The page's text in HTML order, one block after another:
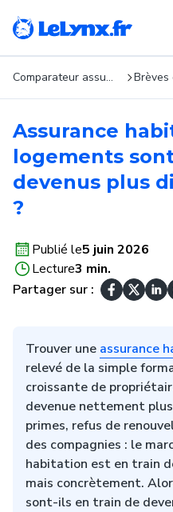
Comparateur assurance : devis gratuits en 5 min
Assurance
logements
devenus plus
?
Publié le5 juin 2026
Lecture3 min.
Partager sur :
Trouver une assurance
relevé de la simple
croissante de
devenue nettement
primes, refus de
des compagnies : le
habitation est en train
mais concrètement.
sont-ils en train de